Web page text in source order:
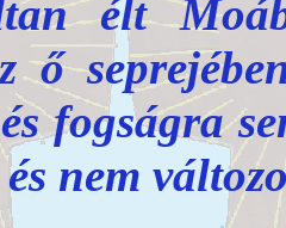
élt
ő
fogságra
nem